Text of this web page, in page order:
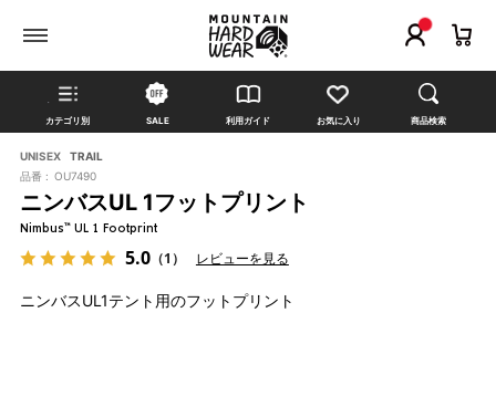
カテゴリ別 SALE 利用ガイド お気に入り 商品検索
UNISEX
TRAIL
品番 : OU7490
ニンバスUL 1フットプリント
Nimbus™ UL 1 Footprint
5.0（1） レビューを見る
ニンバスUL1テント用のフットプリント